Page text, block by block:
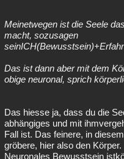
Meinetwegen ist die Seele
macht, sozusagen
Das ist dann aber mit dem
obige neuronal, sprich
Das hiesse ja, dass du die
abhängiges und mit
Fall ist. Das feinere, in
gröbere, hier also den Körper.
Neuronales Bewusstsein